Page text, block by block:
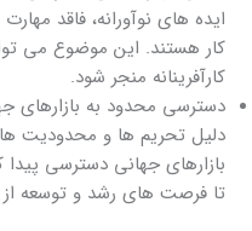
ایده ‌های نوآورانه، فاقد
کار هستند. این موضوع می
کارآفرینانه منجر شود.
دسترسی محدود به بازارهای
دلیل تحریم ‌ها و محدودیت
بازارهای جهانی دسترسی
تا فرصت ‌های رشد و توسعه